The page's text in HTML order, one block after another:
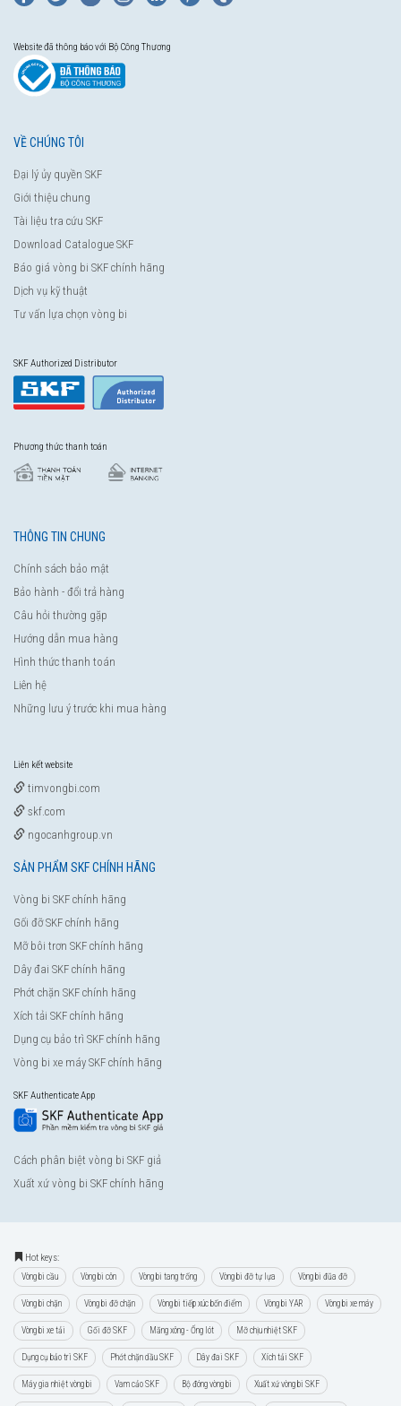
Website đã thông báo với Bộ Công Thương
VỀ CHÚNG TÔI
Đại lý ủy quyền SKF
Giới thiệu chung
Tài liệu tra cứu SKF
Download Catalogue SKF
Báo giá vòng bi SKF chính hãng
Dịch vụ kỹ thuật
Tư vấn lựa chọn vòng bi
SKF Authorized Distributor
Phương thức thanh toán
THÔNG TIN CHUNG
Chính sách bảo mật
Bảo hành - đổi trả hàng
Câu hỏi thường gặp
Hướng dẫn mua hàng
Hình thức thanh toán
Liên hệ
Những lưu ý trước khi mua hàng
Liên kết website
timvongbi.com
skf.com
ngocanhgroup.vn
SẢN PHẨM SKF CHÍNH HÃNG
Vòng bi SKF chính hãng
Gối đỡ SKF chính hãng
Mỡ bôi trơn SKF chính hãng
Dây đai SKF chính hãng
Phớt chặn SKF chính hãng
Xích tải SKF chính hãng
Dụng cụ bảo trì SKF chính hãng
Vòng bi xe máy SKF chính hãng
SKF Authenticate App
Cách phân biệt vòng bi SKF giả
Xuất xứ vòng bi SKF chính hãng
Hot keys:
Vòng bi cầu Vòng bi côn Vòng bi tang trống Vòng bi đỡ tự lựa Vòng bi đũa đỡ
Vòng bi chặn Vòng bi đỡ chặn Vòng bi tiếp xúc bốn điểm Vòng bi YAR Vòng bi xe máy
Vòng bi xe tải Gối đỡ SKF Măng xông - Ống lót Mỡ chịu nhiệt SKF
Dụng cụ bảo trì SKF Phớt chặn dầu SKF Dây đai SKF Xích tải SKF
Máy gia nhiệt vòng bi Vam cảo SKF Bộ đóng vòng bi Xuất xứ vòng bi SKF